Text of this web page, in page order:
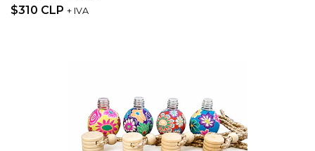
$310 CLP + IVA